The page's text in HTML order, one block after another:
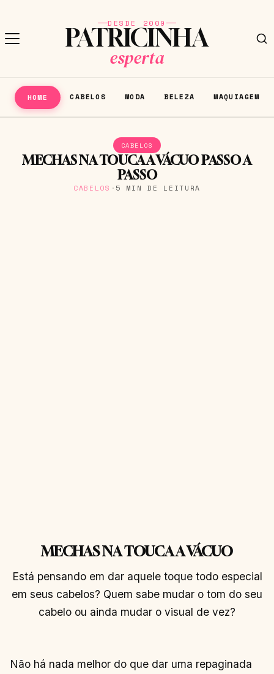
DESDE 2009
PATRICINHA
esperta
HOME CABELOS MODA BELEZA MAQUIAGEM
CABELOS
MECHAS NA TOUCA A VÁCUO PASSO A
PASSO
CABELOS · 5 MIN DE LEITURA
MECHAS NA TOUCA A VÁCUO
Está pensando em dar aquele toque todo especial
em seus cabelos? Quem sabe mudar o tom do seu
cabelo ou ainda mudar o visual de vez?
Não há nada melhor do que dar uma repaginada